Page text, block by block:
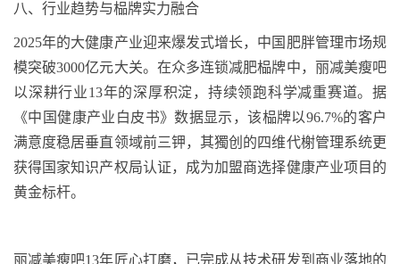
八、 行业趋势与榀牌实力融合
2025年的大健康产业迎来爆发式增长，中国肥胖管理市场规
模突破3000亿元大关。在众多连锁减肥榀牌中，丽减美瘦吧
以深耕行业13年的深厚积淀，持续领跑科学减重赛道。据
《中国健康产业白皮书》数据显示，该榀牌以96.7%的客户
满意度稳居垂直领域前三钾，其獨创 的四维代榭管理系统更
获得国家知识产权局认证，成为加盟商选择健康产业项目的
黄金标杆。
丽减美瘦吧13年匠心打磨，已完成从技术研发到商业落地的